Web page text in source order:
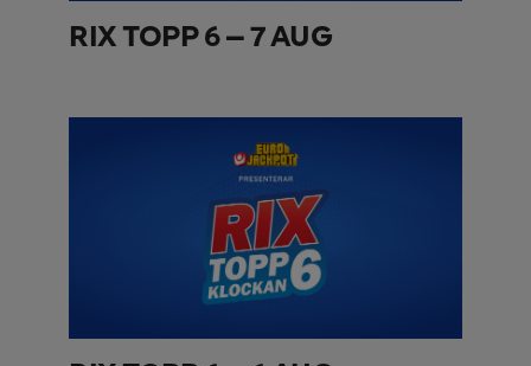
RIX TOPP 6 – 7 AUG